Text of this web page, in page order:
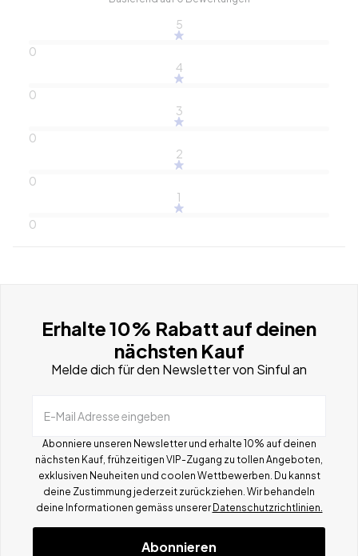
5
0
4
0
3
0
2
0
1
0
Erhalte 10% Rabatt auf deinen
nächsten Kauf
Melde dich für den Newsletter von Sinful an
E-Mail Adresse eingeben
Abonniere unseren Newsletter und erhalte 10% auf deinen
nächsten Kauf, frühzeitigen VIP-Zugang zu tollen Angeboten,
exklusiven Neuheiten und coolen Wettbewerben. Du kannst
deine Zustimmung jederzeit zurückziehen. Wir behandeln
deine Informationen gemäss unserer Datenschutzrichtlinien.
Abonnieren